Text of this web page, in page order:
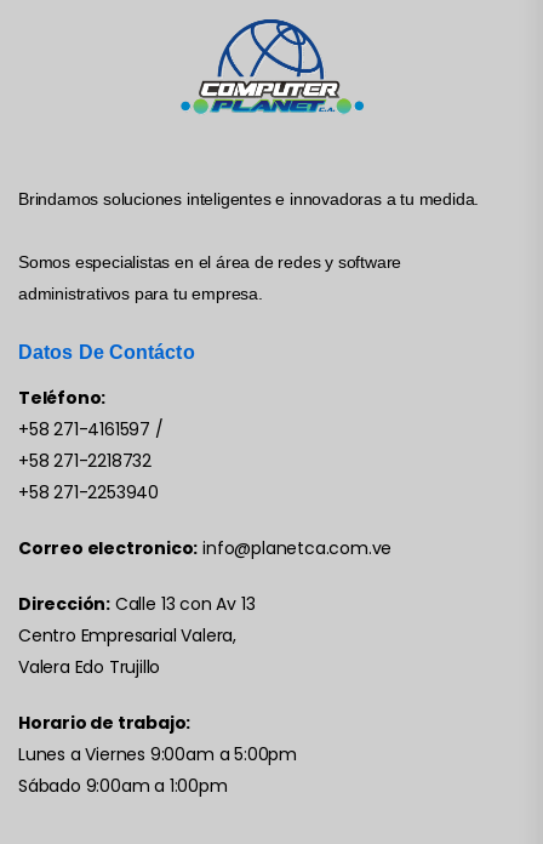
Brindamos soluciones inteligentes e innovadoras a tu medida.
Somos especialistas en el área de redes y software
administrativos para tu empresa.
Datos De Contácto
Teléfono:
+58 271-4161597 /
+58 271-2218732
+58 271-2253940
Correo electronico: info@planetca.com.ve
Dirección: Calle 13 con Av 13
Centro Empresarial Valera,
Valera Edo Trujillo
Horario de trabajo:
Lunes a Viernes 9:00am a 5:00pm
Sábado 9:00am a 1:00pm